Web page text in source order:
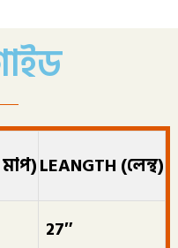
LEANGTH (লেন্থ)
27″